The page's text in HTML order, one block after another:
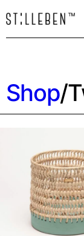
Shop/
TWILL
RESET